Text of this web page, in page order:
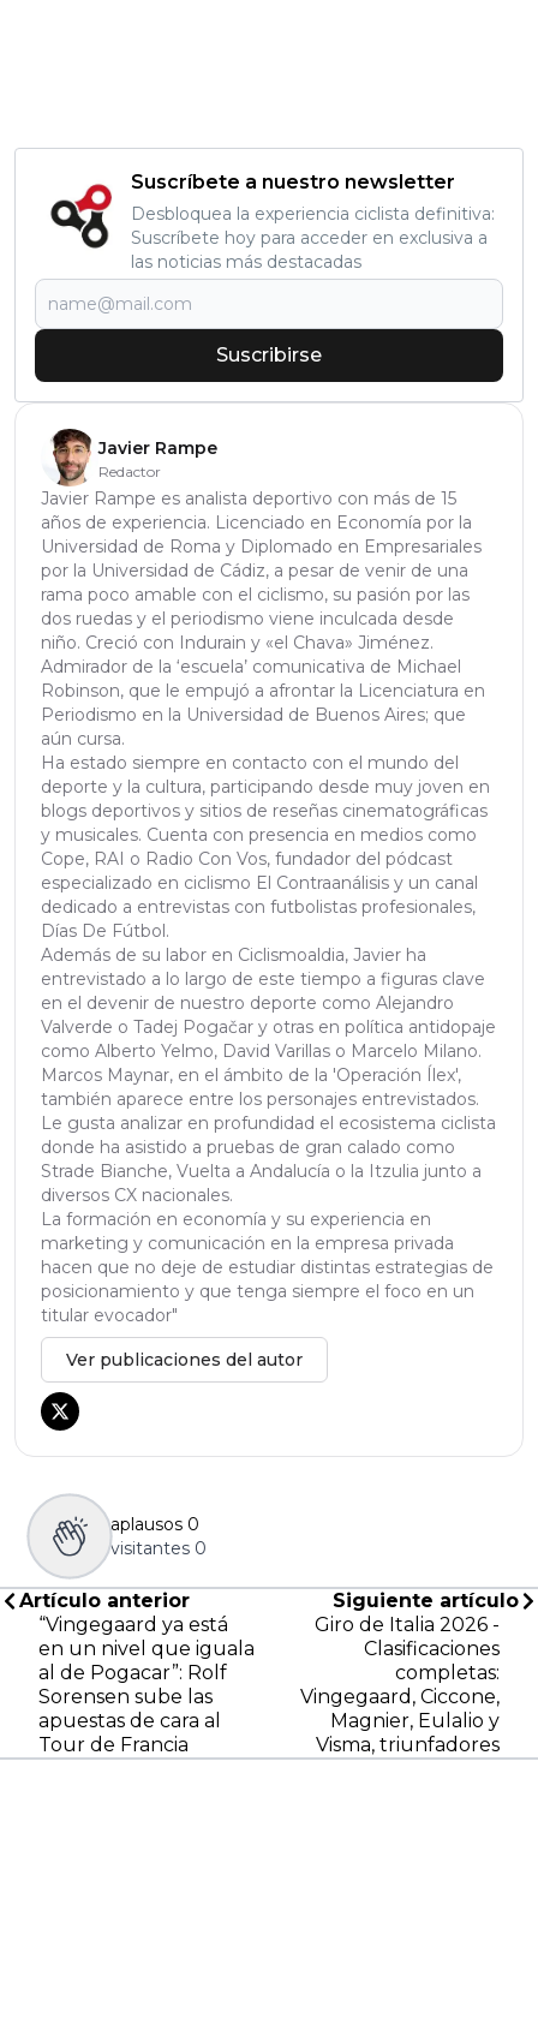
Suscríbete a nuestro newsletter
Desbloquea la experiencia ciclista definitiva:
Suscríbete hoy para acceder en exclusiva a
las noticias más destacadas
Suscribirse
Javier Rampe
Redactor
Javier Rampe es analista deportivo con más de 15
años de experiencia. Licenciado en Economía por la
Universidad de Roma y Diplomado en Empresariales
por la Universidad de Cádiz, a pesar de venir de una
rama poco amable con el ciclismo, su pasión por las
dos ruedas y el periodismo viene inculcada desde
niño. Creció con Indurain y «el Chava» Jiménez.
Admirador de la ‘escuela’ comunicativa de Michael
Robinson, que le empujó a afrontar la Licenciatura en
Periodismo en la Universidad de Buenos Aires; que
aún cursa.
Ha estado siempre en contacto con el mundo del
deporte y la cultura, participando desde muy joven en
blogs deportivos y sitios de reseñas cinematográficas
y musicales. Cuenta con presencia en medios como
Cope, RAI o Radio Con Vos, fundador del pódcast
especializado en ciclismo El Contraanálisis y un canal
dedicado a entrevistas con futbolistas profesionales,
Días De Fútbol.
Además de su labor en Ciclismoaldia, Javier ha
entrevistado a lo largo de este tiempo a figuras clave
en el devenir de nuestro deporte como Alejandro
Valverde o Tadej Pogačar y otras en política antidopaje
como Alberto Yelmo, David Varillas o Marcelo Milano.
Marcos Maynar, en el ámbito de la 'Operación Ílex',
también aparece entre los personajes entrevistados.
Le gusta analizar en profundidad el ecosistema ciclista
donde ha asistido a pruebas de gran calado como
Strade Bianche, Vuelta a Andalucía o la Itzulia junto a
diversos CX nacionales.
La formación en economía y su experiencia en
marketing y comunicación en la empresa privada
hacen que no deje de estudiar distintas estrategias de
posicionamiento y que tenga siempre el foco en un
titular evocador"
Ver publicaciones del autor
aplausos 0
visitantes 0
Artículo anterior
“Vingegaard ya está
en un nivel que iguala
al de Pogacar”: Rolf
Sorensen sube las
apuestas de cara al
Tour de Francia
Siguiente artículo
Giro de Italia 2026 -
Clasificaciones
completas:
Vingegaard, Ciccone,
Magnier, Eulalio y
Visma, triunfadores